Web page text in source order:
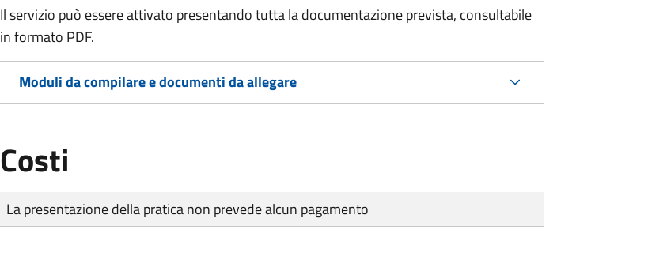
Il servizio può essere attivato presentando tutta la documentazione prevista, consultabile
in formato PDF.
Moduli da compilare e documenti da allegare
Costi
Tipo di pagamento
Importo
La presentazione della pratica non prevede alcun pagamento